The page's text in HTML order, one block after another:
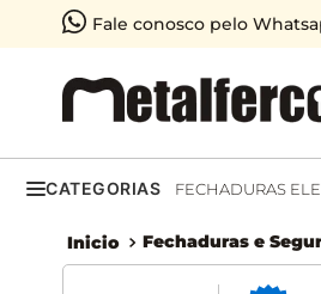
Fale conosco pelo
CATEGORIAS FECHADURAS
Fechaduras e